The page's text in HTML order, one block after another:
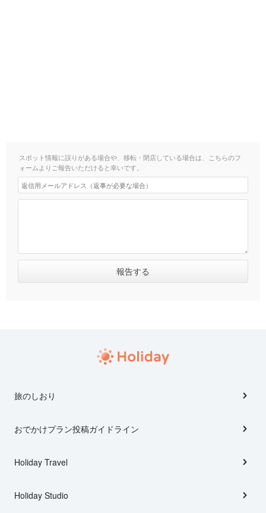
スポット情報に誤りがある場合や、移転・閉店している場合は、こちらのフ
ォームよりご報告いただけると幸いです。
旅のしおり
おでかけプラン投稿ガイドライン
Holiday Travel
Holiday Studio